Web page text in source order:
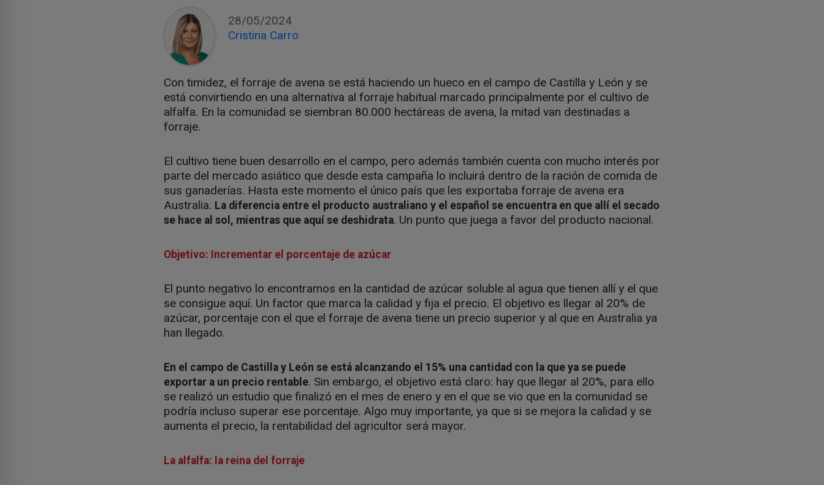
28/05/2024
Cristina Carro
Con timidez, el forraje de avena se está haciendo un hueco en el campo de Castilla y León y se
está convirtiendo en una alternativa al forraje habitual marcado principalmente por el cultivo de
alfalfa. En la comunidad se siembran 80.000 hectáreas de avena, la mitad van destinadas a
forraje.
El cultivo tiene buen desarrollo en el campo, pero además también cuenta con mucho interés por
parte del mercado asiático que desde esta campaña lo incluirá dentro de la ración de comida de
sus ganaderías. Hasta este momento el único país que les exportaba forraje de avena era
Australia. La diferencia entre el producto australiano y el español se encuentra en que allí el secado
se hace al sol, mientras que aquí se deshidrata. Un punto que juega a favor del producto nacional.
Objetivo: Incrementar el porcentaje de azúcar
El punto negativo lo encontramos en la cantidad de azúcar soluble al agua que tienen allí y el que
se consigue aquí. Un factor que marca la calidad y fija el precio. El objetivo es llegar al 20% de
azúcar, porcentaje con el que el forraje de avena tiene un precio superior y al que en Australia ya
han llegado.
En el campo de Castilla y León se está alcanzando el 15% una cantidad con la que ya se puede
exportar a un precio rentable. Sin embargo, el objetivo está claro: hay que llegar al 20%, para ello
se realizó un estudio que finalizó en el mes de enero y en el que se vio que en la comunidad se
podría incluso superar ese porcentaje. Algo muy importante, ya que si se mejora la calidad y se
aumenta el precio, la rentabilidad del agricultor será mayor.
La alfalfa: la reina del forraje